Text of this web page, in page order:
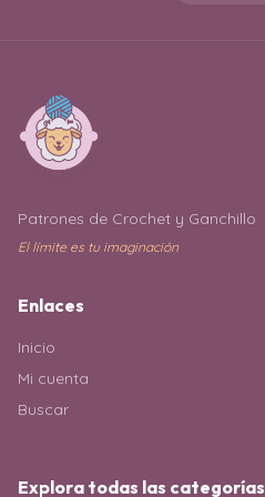
Patrones de Crochet y Ganchillo
El límite es tu imaginación
Enlaces
Inicio
Mi cuenta
Buscar
Explora todas las categorías